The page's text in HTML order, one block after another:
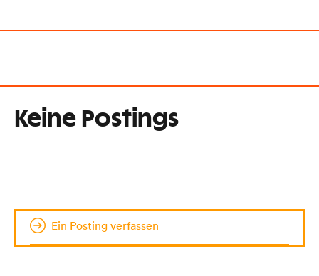
Keine Postings
Ein Posting verfassen